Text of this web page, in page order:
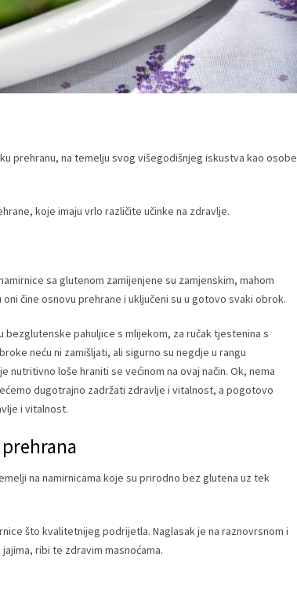
prehranu, na temelju svog višegodišnjeg iskustva kao osobe
koje imaju vrlo različite učinke na zdravlje.
sa glutenom zamijenjene su zamjenskim, mahom
čine osnovu prehrane i uključeni su u gotovo svaki obrok.
pahuljice s mlijekom, za ručak tjestenina s
neću ni zamišljati, ali sigurno su negdje u rangu
nutritivno loše hraniti se većinom na ovaj način. Ok, nema
dugotrajno zadržati zdravlje i vitalnost, a pogotovo
i vitalnost.
na namirnicama koje su prirodno bez glutena uz tek
što kvalitetnijeg podrijetla. Naglasak je na raznovrsnom i
ribi te zdravim masnoćama.